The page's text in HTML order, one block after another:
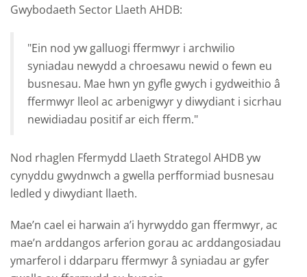
Gwybodaeth Sector Llaeth AHDB:
"Ein nod yw galluogi ffermwyr i archwilio
syniadau newydd a chroesawu newid o fewn eu
busnesau. Mae hwn yn gyfle gwych i gydweithio â
ffermwyr lleol ac arbenigwyr y diwydiant i sicrhau
newidiadau positif ar eich fferm."
Nod rhaglen Ffermydd Llaeth Strategol AHDB yw
cynyddu gwydnwch a gwella perfformiad busnesau
ledled y diwydiant llaeth.
Mae’n cael ei harwain a’i hyrwyddo gan ffermwyr, ac
mae’n arddangos arferion gorau ac arddangosiadau
ymarferol i ddarparu ffermwyr â syniadau ar gyfer